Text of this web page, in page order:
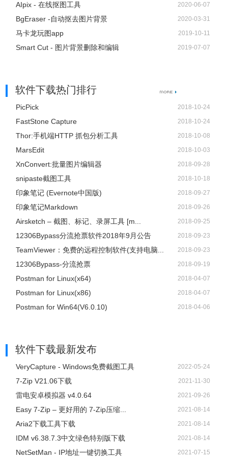
remove.bg 一键自动抠图软件常见问题
1、remove.bg支持哪些网络浏览器？
要使用remove.bg的所有功能，您需要一个现代化的最新
Web浏览器。我们建议使用以下之一：
1）Windows，Mac，Linux支持谷歌浏览器、火狐浏览器、
苹果Safari
2）谷歌安卓支持谷歌浏览器、火狐浏览器
3）苹果iOS（iPhone，iPad）Apple Safari （注意：由于技
术限制，下载和编辑高分辨率图像可能无法在iOS移动设备
上使用）
我们的AI经过训练可以识别前景并删除其他所有内容。前景
可以是人，产品，动物，汽车或任何其他显然是图像主要对
象的物体。
3、支持哪些图像？
您可以上传JPG或PNG格式的任何图像，文件大小最大为12
MB。支持所有主题明确为前景的照片。例如，大多数人物，
产品，动物，汽车和其他物体的照片都可以工作。
AIpix - 在线抠图工具 2020-06-07
BgEraser -自动抠去图片背景 2020-03-31
马卡龙玩图app 2019-10-11
Smart Cut - 图片背景删除和编辑 2019-07-07
软件下载热门排行
PicPick 2018-10-24
FastStone Capture 2018-10-24
Thor:手机端HTTP 抓包分析工具 2018-10-08
MarsEdit 2018-10-03
XnConvert:批量图片编辑器 2018-09-28
snipaste截图工具 2018-10-18
印象笔记 (Evernote中国版) 2018-09-27
印象笔记Markdown 2018-09-26
Airsketch – 截图、标记、录屏工具 [m... 2018-09-25
12306Bypass分流抢票软件2018年9月公告 2018-09-23
TeamViewer：免费的远程控制软件(支持电脑... 2018-09-23
12306Bypass-分流抢票 2018-09-19
Postman for Linux(x64) 2018-04-07
Postman for Linux(x86) 2018-04-07
Postman for Win64(V6.0.10) 2018-04-06
软件下载最新发布
VeryCapture - Windows免费截图工具 2022-05-24
7-Zip V21.06下载 2021-11-30
雷电安卓模拟器 v4.0.64 2021-09-26
Easy 7-Zip – 更好用的 7-Zip压缩... 2021-08-14
Aria2下载工具下载 2021-08-14
IDM v6.38.7.3中文绿色特别版下载 2021-08-14
NetSetMan - IP地址一键切换工具 2021-07-15